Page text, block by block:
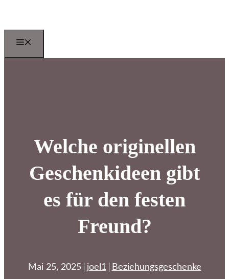
springen
Welche originellen
Geschenkideen gibt
es für den festen
Freund?
Mai 25, 2025 joel1 Beziehungsgeschenke